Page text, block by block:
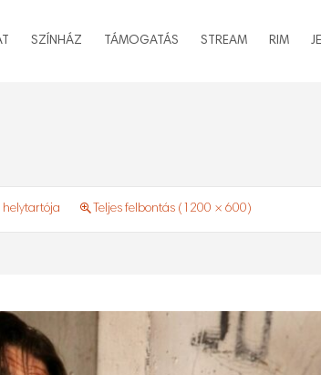
SZÍNHÁZ TÁMOGATÁS STREAM RIM
Teljes felbontás (1200 × 600)